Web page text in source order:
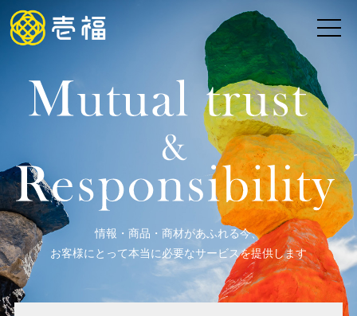
情報・商品・商材があふれる今、
お客様にとって本当に必要なサービスを提供します